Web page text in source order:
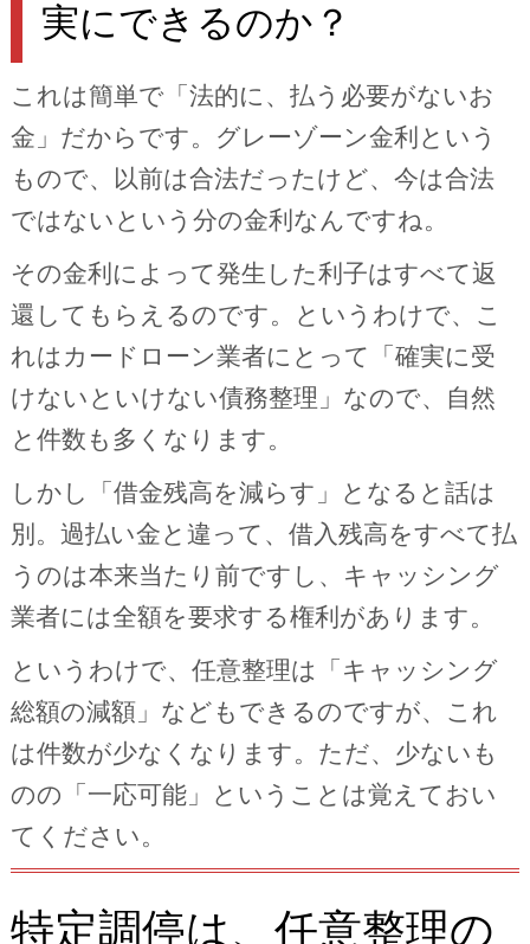
実にできるのか？
これは簡単で「法的に、払う必要がないお
金」だからです。グレーゾーン金利という
もので、以前は合法だったけど、今は合法
ではないという分の金利なんですね。
その金利によって発生した利子はすべて返
還してもらえるのです。というわけで、こ
れはカードローン業者にとって「確実に受
けないといけない債務整理」なので、自然
と件数も多くなります。
しかし「借金残高を減らす」となると話は
別。過払い金と違って、借入残高をすべて払
うのは本来当たり前ですし、キャッシング
業者には全額を要求する権利があります。
というわけで、任意整理は「キャッシング
総額の減額」などもできるのですが、これ
は件数が少なくなります。ただ、少ないも
のの「一応可能」ということは覚えておい
てください。
特定調停は、任意整理の